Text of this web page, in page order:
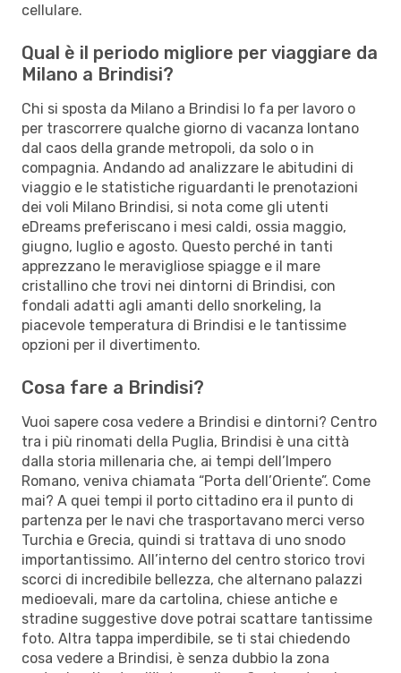
cellulare.
Qual è il periodo migliore per viaggiare da
Milano a Brindisi?
Chi si sposta da Milano a Brindisi lo fa per lavoro o
per trascorrere qualche giorno di vacanza lontano
dal caos della grande metropoli, da solo o in
compagnia. Andando ad analizzare le abitudini di
viaggio e le statistiche riguardanti le prenotazioni
dei voli Milano Brindisi, si nota come gli utenti
eDreams preferiscano i mesi caldi, ossia maggio,
giugno, luglio e agosto. Questo perché in tanti
apprezzano le meravigliose spiagge e il mare
cristallino che trovi nei dintorni di Brindisi, con
fondali adatti agli amanti dello snorkeling, la
piacevole temperatura di Brindisi e le tantissime
opzioni per il divertimento.
Cosa fare a Brindisi?
Vuoi sapere cosa vedere a Brindisi e dintorni? Centro
tra i più rinomati della Puglia, Brindisi è una città
dalla storia millenaria che, ai tempi dell’Impero
Romano, veniva chiamata “Porta dell’Oriente”. Come
mai? A quei tempi il porto cittadino era il punto di
partenza per le navi che trasportavano merci verso
Turchia e Grecia, quindi si trattava di uno snodo
importantissimo. All’interno del centro storico trovi
scorci di incredibile bellezza, che alternano palazzi
medioevali, mare da cartolina, chiese antiche e
stradine suggestive dove potrai scattare tantissime
foto. Altra tappa imperdibile, se ti stai chiedendo
cosa vedere a Brindisi, è senza dubbio la zona